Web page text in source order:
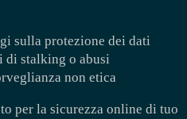
sulla protezione dei dati
di stalking o abusi
non etica
per la sicurezza online di tuo